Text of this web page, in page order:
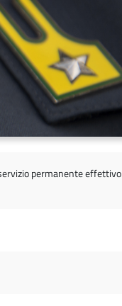
permanente effettivo